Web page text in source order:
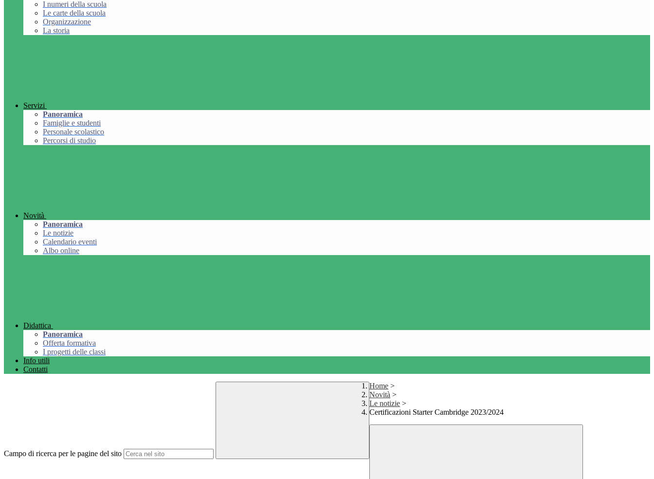
I numeri della scuola
Le carte della scuola
Organizzazione
La storia
Servizi
Panoramica
Famiglie e studenti
Personale scolastico
Percorsi di studio
Novità
Panoramica
Le notizie
Calendario eventi
Albo online
Didattica
Panoramica
Offerta formativa
I progetti delle classi
Info utili
Contatti
Campo di ricerca per le pagine del sito
Home >
Novità >
Le notizie >
Certificazioni Starter Cambridge 2023/2024